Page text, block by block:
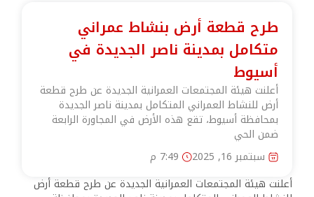
طرح قطعة أرض بنشاط عمراني
متكامل بمدينة ناصر الجديدة في
أسيوط
أعلنت هيئة المجتمعات العمرانية الجديدة عن طرح قطعة
أرض للنشاط العمراني المتكامل بمدينة ناصر الجديدة
بمحافظة أسيوط، تقع هذه الأرض في المجاورة الرابعة
ضمن الحي
سبتمبر 16, 2025
7:49 م
أعلنت هيئة المجتمعات العمرانية الجديدة عن طرح قطعة أرض